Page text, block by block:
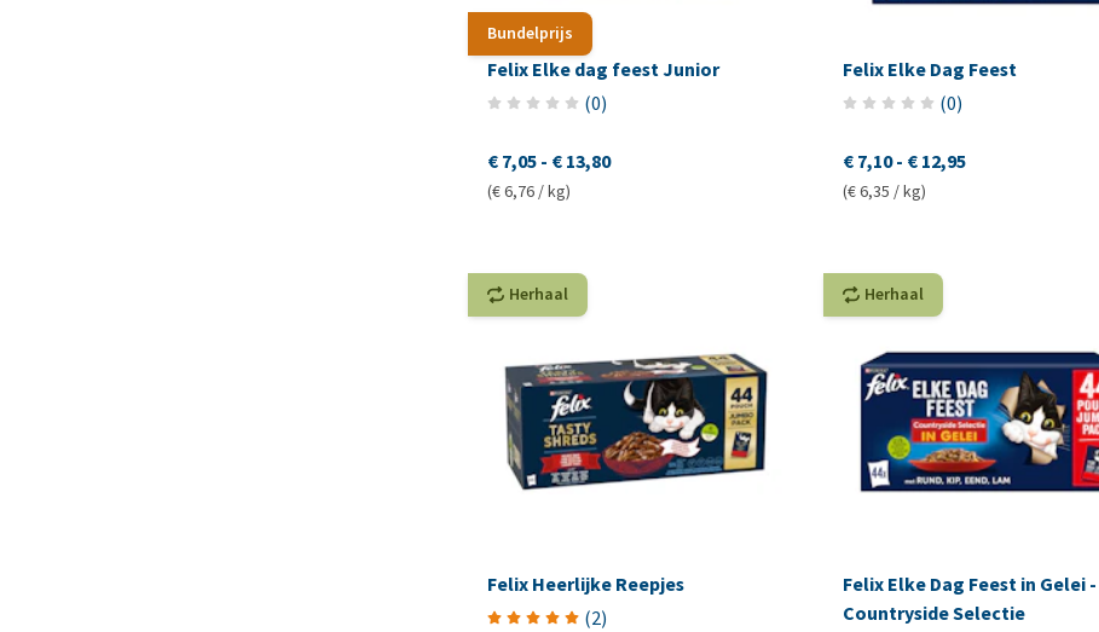
Bundelprijs
Felix Elke dag feest Junior
(0)
€ 7,05- € 13,80
(€ 6,76 / kg)
Felix Elke Dag Feest
(0)
€ 7,10 - € 12,95
(€ 6,35 / kg)
Herhaal
Felix Heerlijke Reepjes
(2)
Herhaal
Felix Elke Dag Feest in Gelei -
Countryside Selectie